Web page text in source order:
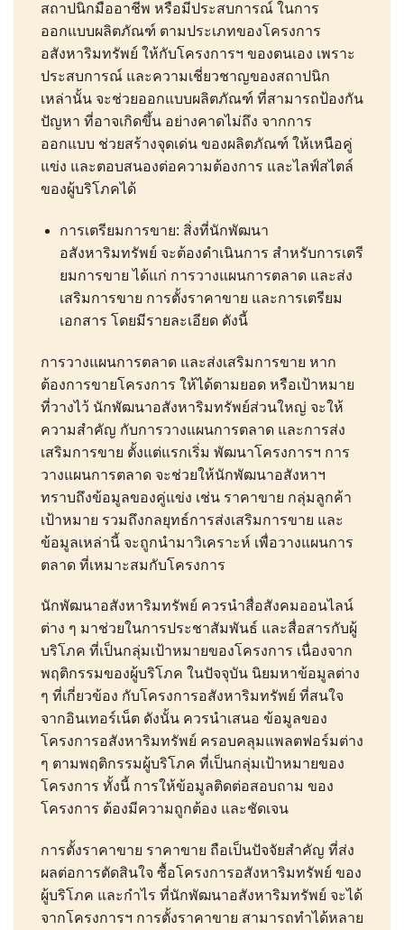
สถาปนิกมืออาชีพ หรือมีประสบการณ์ ในการ
ออกแบบผลิตภัณฑ์ ตามประเภทของโครงการ
อสังหาริมทรัพย์ ให้กับโครงการฯ ของตนเอง เพราะ
ประสบการณ์ และความเชี่ยวชาญของสถาปนิก
เหล่านั้น จะช่วยออกแบบผลิตภัณฑ์ ที่สามารถป้องกัน
ปัญหา ที่อาจเกิดขึ้น อย่างคาดไม่ถึง จากการ
ออกแบบ ช่วยสร้างจุดเด่น ของผลิตภัณฑ์ ให้เหนือคู่
แข่ง และตอบสนองต่อความต้องการ และไลฟ์สไตล์
ของผู้บริโภคได้
การเตรียมการขาย: สิ่งที่นักพัฒนา
อสังหาริมทรัพย์ จะต้องดำเนินการ สำหรับการเตรี
ยมการขาย ได้แก่ การวางแผนการตลาด และส่ง
เสริมการขาย การตั้งราคาขาย และการเตรียม
เอกสาร โดยมีรายละเอียด ดังนี้
การวางแผนการตลาด และส่งเสริมการขาย หาก
ต้องการขายโครงการ ให้ได้ตามยอด หรือเป้าหมาย
ที่วางไว้ นักพัฒนาอสังหาริมทรัพย์ส่วนใหญ่ จะให้
ความสำคัญ กับการวางแผนการตลาด และการส่ง
เสริมการขาย ตั้งแต่แรกเริ่ม พัฒนาโครงการฯ การ
วางแผนการตลาด จะช่วยให้นักพัฒนาอสังหาฯ
ทราบถึงข้อมูลของคู่แข่ง เช่น ราคาขาย กลุ่มลูกค้า
เป้าหมาย รวมถึงกลยุทธ์การส่งเสริมการขาย และ
ข้อมูลเหล่านี้ จะถูกนำมาวิเคราะห์ เพื่อวางแผนการ
ตลาด ที่เหมาะสมกับโครงการ
นักพัฒนาอสังหาริมทรัพย์ ควรนำสื่อสังคมออนไลน์
ต่าง ๆ มาช่วยในการประชาสัมพันธ์ และสื่อสารกับผู้
บริโภค ที่เป็นกลุ่มเป้าหมายของโครงการ เนื่องจาก
พฤติกรรมของผู้บริโภค ในปัจจุบัน นิยมหาข้อมูลต่าง
ๆ ที่เกี่ยวข้อง กับโครงการอสังหาริมทรัพย์ ที่สนใจ
จากอินเทอร์เน็ต ดังนั้น ควรนำเสนอ ข้อมูลของ
โครงการอสังหาริมทรัพย์ ครอบคลุมแพลตฟอร์มต่าง
ๆ ตามพฤติกรรมผู้บริโภค ที่เป็นกลุ่มเป้าหมายของ
โครงการ ทั้งนี้ การให้ข้อมูลติดต่อสอบถาม ของ
โครงการ ต้องมีความถูกต้อง และชัดเจน
การตั้งราคาขาย ราคาขาย ถือเป็นปัจจัยสำคัญ ที่ส่ง
ผลต่อการตัดสินใจ ซื้อโครงการอสังหาริมทรัพย์ ของ
ผู้บริโภค และกำไร ที่นักพัฒนาอสังหาริมทรัพย์ จะได้
จากโครงการฯ การตั้งราคาขาย สามารถทำได้หลาย